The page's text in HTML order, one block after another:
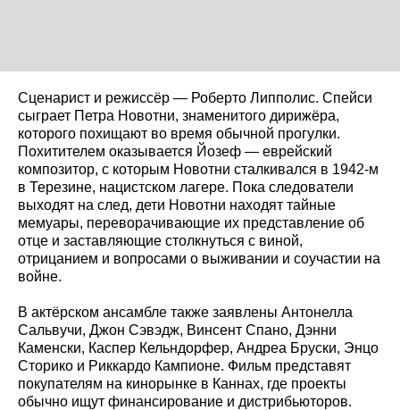
Сценарист и режиссёр — Роберто Липполис. Спейси
сыграет Петра Новотни, знаменитого дирижёра,
которого похищают во время обычной прогулки.
Похитителем оказывается Йозеф — еврейский
композитор, с которым Новотни сталкивался в 1942-м
в Терезине, нацистском лагере. Пока следователи
выходят на след, дети Новотни находят тайные
мемуары, переворачивающие их представление об
отце и заставляющие столкнуться с виной,
отрицанием и вопросами о выживании и соучастии на
войне.
В актёрском ансамбле также заявлены Антонелла
Сальвучи, Джон Сэвэдж, Винсент Спано, Дэнни
Каменски, Каспер Кельндорфер, Андреа Бруски, Энцо
Сторико и Риккардо Кампионе. Фильм представят
покупателям на кинорынке в Каннах, где проекты
обычно ищут финансирование и дистрибьюторов.